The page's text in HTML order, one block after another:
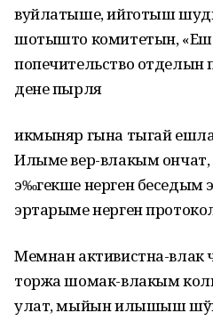
вуйлатыше, ийготыш
шотышто комитетын,
попечительство отделын
дене пырля
икмыняр гына тыгай
Илыме вер-влакым
э‰гекше нерген беседым
эртарыме нерген
Мемнан активистна-
торжа шомак-влакым
улат, мыйын илышыш